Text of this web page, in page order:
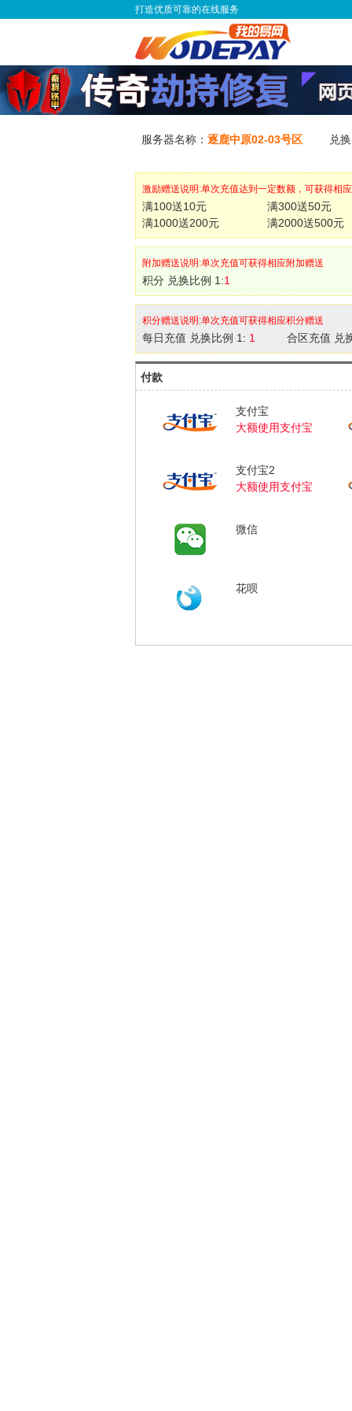
打造优质可靠的在线服务
服务器名称： 逐鹿中原02-03号区 兑
激励赠送说明:单次充值达到一定数额，可获得相
满100送10元
满300送50元
满1000送200元
满2000送500元
附加赠送说明:单次充值可获得相应附加赠送
积分 兑换比例 1:1
积分赠送说明:单次充值可获得相应积分赠送
每日充值 兑换比例 1: 1 合区充值 兑
付款
支付宝
大额使用支付宝
支付宝2
大额使用支付宝
微信
花呗